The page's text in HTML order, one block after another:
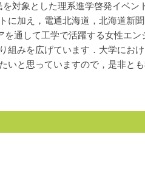
対象とした理系進学啓発イベン
に加え，電通北海道，北海道新
通して工学で活躍する女性エ
組みを広げています．大学にお
いと思っていますので，是非と